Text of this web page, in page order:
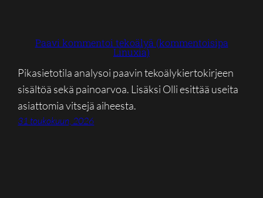
Paavi kommentoi tekoälyä (kommentoisipa
Linuxia)
Pikasietotila analysoi paavin tekoälykiertokirjeen
sisältöä sekä painoarvoa. Lisäksi Olli esittää useita
asiattomia vitsejä aiheesta.
31 toukokuun, 2026